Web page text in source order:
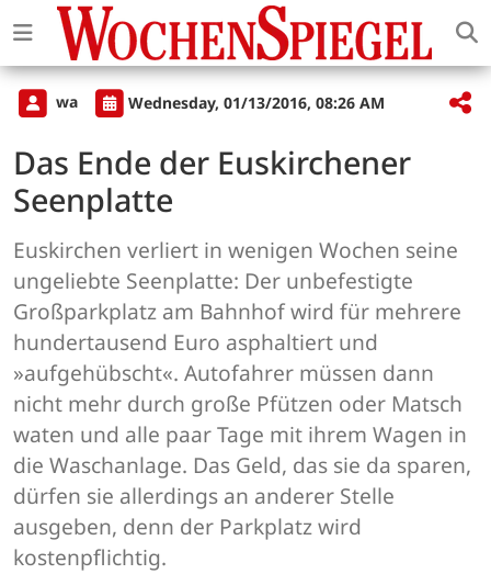
wa Wednesday, 01/13/2016, 08:26 AM
Das Ende der Euskirchener
Seenplatte
Euskirchen verliert in wenigen Wochen seine
ungeliebte Seenplatte: Der unbefestigte
Großparkplatz am Bahnhof wird für mehrere
hundertausend Euro asphaltiert und
»aufgehübscht«. Autofahrer müssen dann
nicht mehr durch große Pfützen oder Matsch
waten und alle paar Tage mit ihrem Wagen in
die Waschanlage. Das Geld, das sie da sparen,
dürfen sie allerdings an anderer Stelle
ausgeben, denn der Parkplatz wird
kostenpflichtig.